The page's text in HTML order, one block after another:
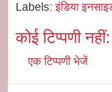
Labels:इंडिया
कोई टिप्पणी नहीं:
एक टिप्पणी भेजें